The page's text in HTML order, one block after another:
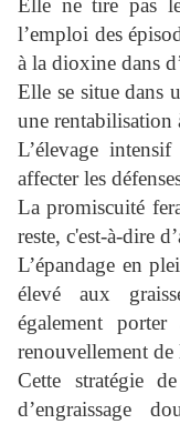
l’emploi des
à la dioxine dans
Elle se situe dans
une rentabilisation
L’élevage
affecter les
La promiscuité
reste, c'est-à-dire
L’épandage en
élevé aux
également
renouvellement de
Cette stratégie
d’engraissage